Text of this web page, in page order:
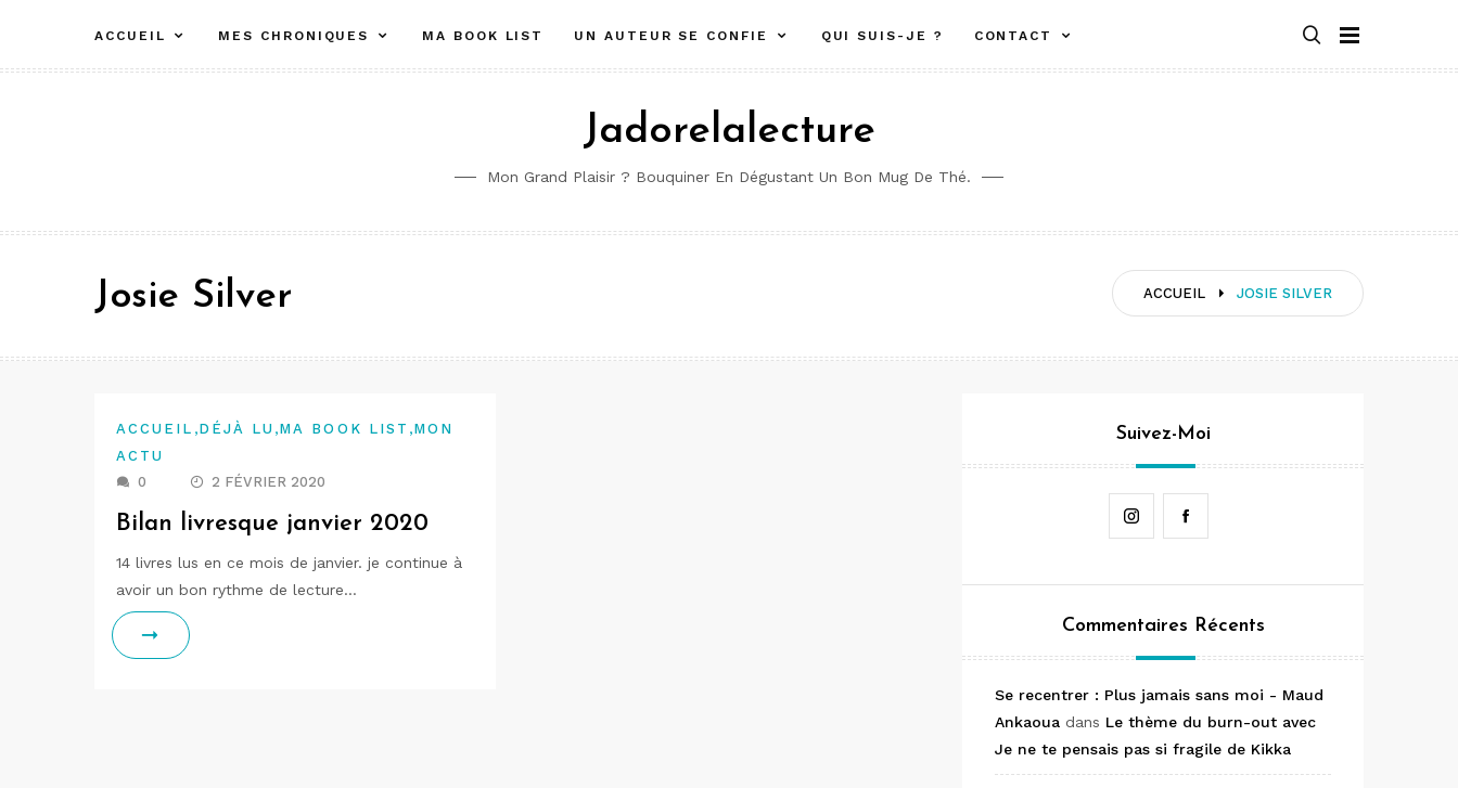
contenu
ACCUEIL MES CHRONIQUES MA BOOK LIST UN AUTEUR SE CONFIE QUI SUIS-JE ? CONTACT
Jadorelalecture
Mon Grand Plaisir ? Bouquiner En Dégustant Un Bon Mug De Thé.
ACCUEIL JOSIE SILVER
Josie Silver
ACCUEIL ,DÉJÀ LU ,MA BOOK LIST ,MON
ACTU
0
2 FÉVRIER 2020
Bilan livresque janvier 2020
14 livres lus en ce mois de janvier. je continue à
avoir un bon rythme de lecture…
Suivez-Moi
Instagram
Commentaires Récents
Se recentrer : Plus jamais sans moi - Maud
Ankaoua dans Le thème du burn-out avec
Je ne te pensais pas si fragile de Kikka